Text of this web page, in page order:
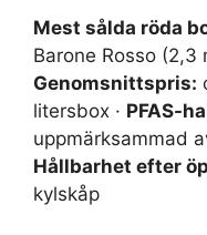
Mest sålda röda
Barone Rosso (2,3
Genomsnittspris:
litersbox · PFAS-
uppmärksammad
Hållbarhet efter
kylskåp